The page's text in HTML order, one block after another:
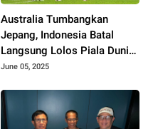
Australia Tumbangkan
Jepang, Indonesia Batal
Langsung Lolos Piala Dunia
2026
June 05, 2025